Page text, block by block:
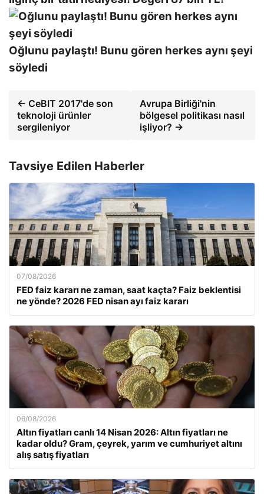
Oğlunu paylaştı! Bunu gören herkes aynı şeyi
söyledi
← CeBIT 2017'de son
teknoloji ürünler
sergileniyor
Avrupa Birliği'nin
bölgesel politikası nasıl
işliyor? →
Tavsiye Edilen Haberler
07/08/2026
FED faiz kararı ne zaman, saat kaçta? Faiz beklentisi
ne yönde? 2026 FED nisan ayı faiz kararı
06/08/2026
Altın fiyatları canlı 14 Nisan 2026: Altın fiyatları ne
kadar oldu? Gram, çeyrek, yarım ve cumhuriyet altını
alış satış fiyatları